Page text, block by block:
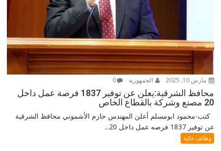
مارس 10, 2025 الجمهورية 0
محافظ الشرقية:يعلن عن توفير 1837 فرصة عمل داخل
20 مصنع وشركة بالقطاع الخاص
كتب-محمود ابومسلم أعلن المهندس حازم الأشموني محافظ الشرقية
عن توفير 1837 فرصه عمل داخل 20...
وظائف خالية